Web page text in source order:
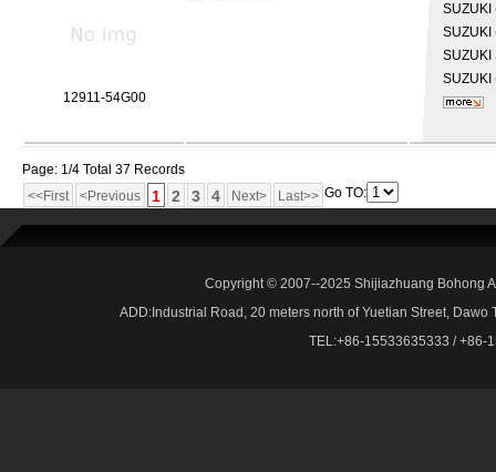
12911-54G00
SUZUKI
Page: 1/4 Total 37 Records
<<First
<Previous 1 2 3 4 Next> Last>> Go TO:
Copyright © 2007--2025 Shijiazhuang Bohong
ADD:Industrial Road, 20 meters north of Yuetian Street,
TEL:+86-15533635333 / +86-